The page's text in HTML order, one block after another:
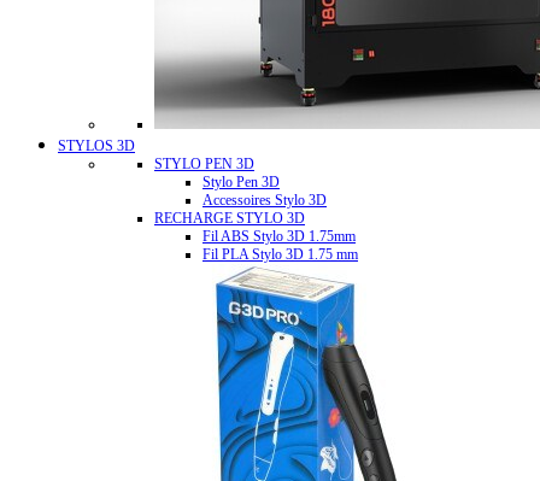
STYLOS 3D
STYLO PEN 3D
Stylo Pen 3D
Accessoires Stylo 3D
RECHARGE STYLO 3D
Fil ABS Stylo 3D 1.75mm
Fil PLA Stylo 3D 1.75 mm